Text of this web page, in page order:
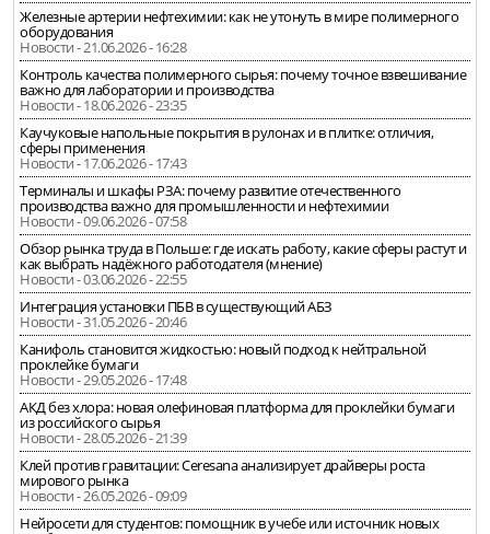
Железные артерии нефтехимии: как не утонуть в мире полимерного
оборудования
Новости - 21.06.2026 - 16:28
Контроль качества полимерного сырья: почему точное взвешивание
важно для лаборатории и производства
Новости - 18.06.2026 - 23:35
Каучуковые напольные покрытия в рулонах и в плитке: отличия,
сферы применения
Новости - 17.06.2026 - 17:43
Терминалы и шкафы РЗА: почему развитие отечественного
производства важно для промышленности и нефтехимии
Новости - 09.06.2026 - 07:58
Обзор рынка труда в Польше: где искать работу, какие сферы растут и
как выбрать надёжного работодателя (мнение)
Новости - 03.06.2026 - 22:55
Интеграция установки ПБВ в существующий АБЗ
Новости - 31.05.2026 - 20:46
Канифоль становится жидкостью: новый подход к нейтральной
проклейке бумаги
Новости - 29.05.2026 - 17:48
АКД без хлора: новая олефиновая платформа для проклейки бумаги
из российского сырья
Новости - 28.05.2026 - 21:39
Клей против гравитации: Ceresana анализирует драйверы роста
мирового рынка
Новости - 26.05.2026 - 09:09
Нейросети для студентов: помощник в учебе или источник новых